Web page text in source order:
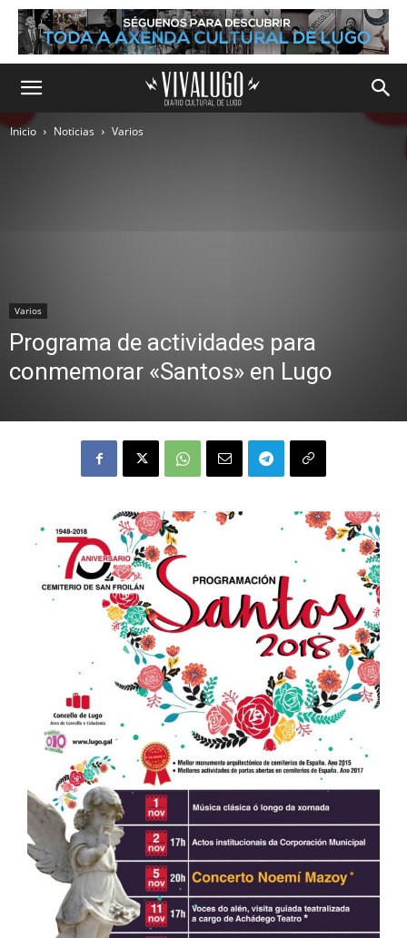
Inicio Noticias Varios
Varios
Programa de actividades para
conmemorar «Santos» en Lugo